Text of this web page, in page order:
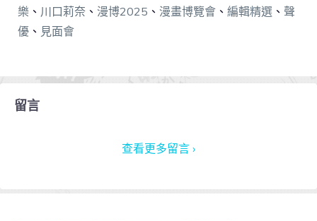
樂 、 川口莉奈 、 漫博2025 、 漫畫博覽會 、 編輯精選 、 聲
優 、 見面會
留言
查看更多留言 ›